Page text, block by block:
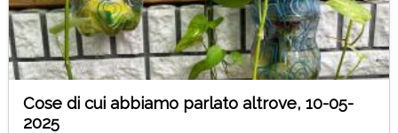
Cose di cui abbiamo parlato altrove, 10-05-
2025